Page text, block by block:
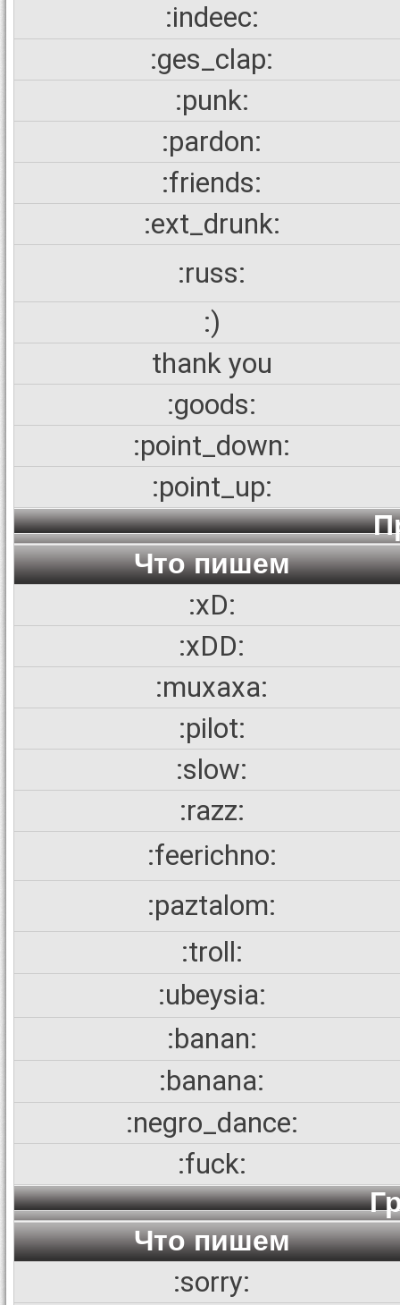
:indeec:
:ges_clap:
:punk:
:pardon:
:friends:
:ext_drunk:
:russ:
:)
thank you
:goods:
:point_down:
:point_up:
Что пишем
:xD:
:xDD:
:muxaxa:
:pilot:
:slow:
:razz:
:feerichno:
:paztalom:
:troll:
:ubeysia:
:banan:
:banana:
:negro_dance:
:fuck:
Что пишем
:sorry: